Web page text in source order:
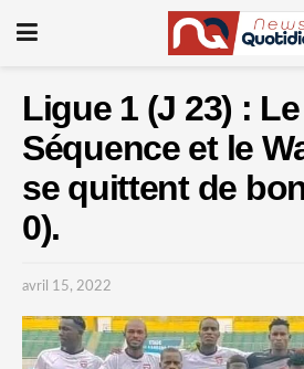
Ligue 1 (J 23) :
Séquence et le
se quittent de
0).
avril 15, 2022